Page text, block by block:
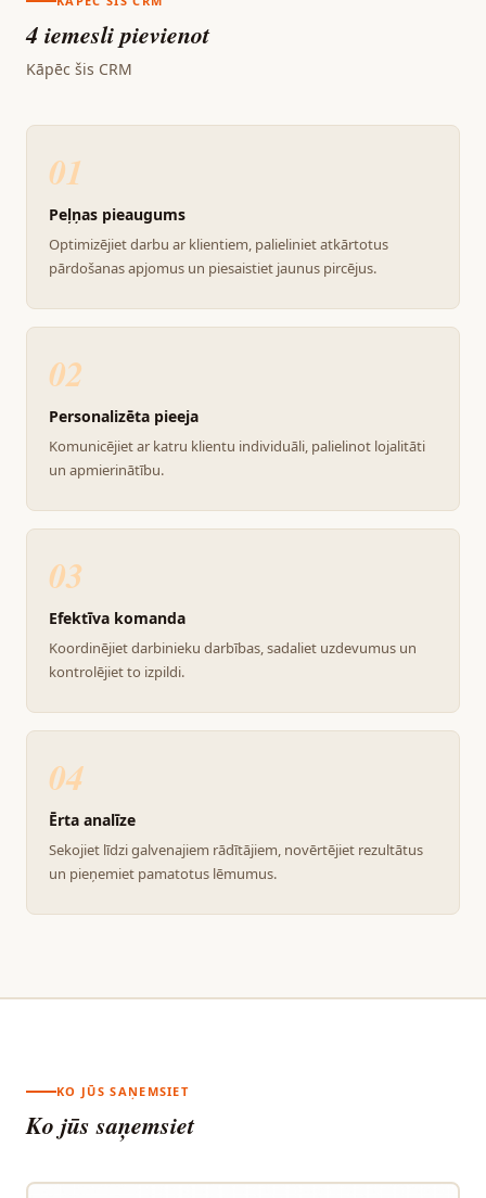
4 iemesli pievienot
Kāpēc šis CRM
01
Peļņas pieaugums
Optimizējiet darbu ar klientiem, palieliniet atkārtotus
pārdošanas apjomus un piesaistiet jaunus pircējus.
02
Personalizēta pieeja
Komunicējiet ar katru klientu individuāli, palielinot lojalitāti
un apmierinātību.
03
Efektīva komanda
Koordinējiet darbinieku darbības, sadaliet uzdevumus un
kontrolējiet to izpildi.
04
Ērta analīze
Sekojiet līdzi galvenajiem rādītājiem, novērtējiet rezultātus
un pieņemiet pamatotus lēmumus.
KO JŪS SAŅEMSIET
Ko jūs saņemsiet